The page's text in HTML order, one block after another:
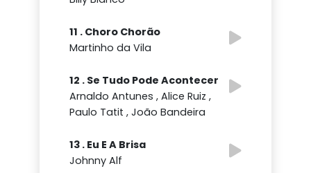
11 . Choro Chorão
Martinho da Vila
12 . Se Tudo Pode Acontecer
Arnaldo Antunes , Alice Ruiz ,
Paulo Tatit , João Bandeira
13 . Eu E A Brisa
Johnny Alf